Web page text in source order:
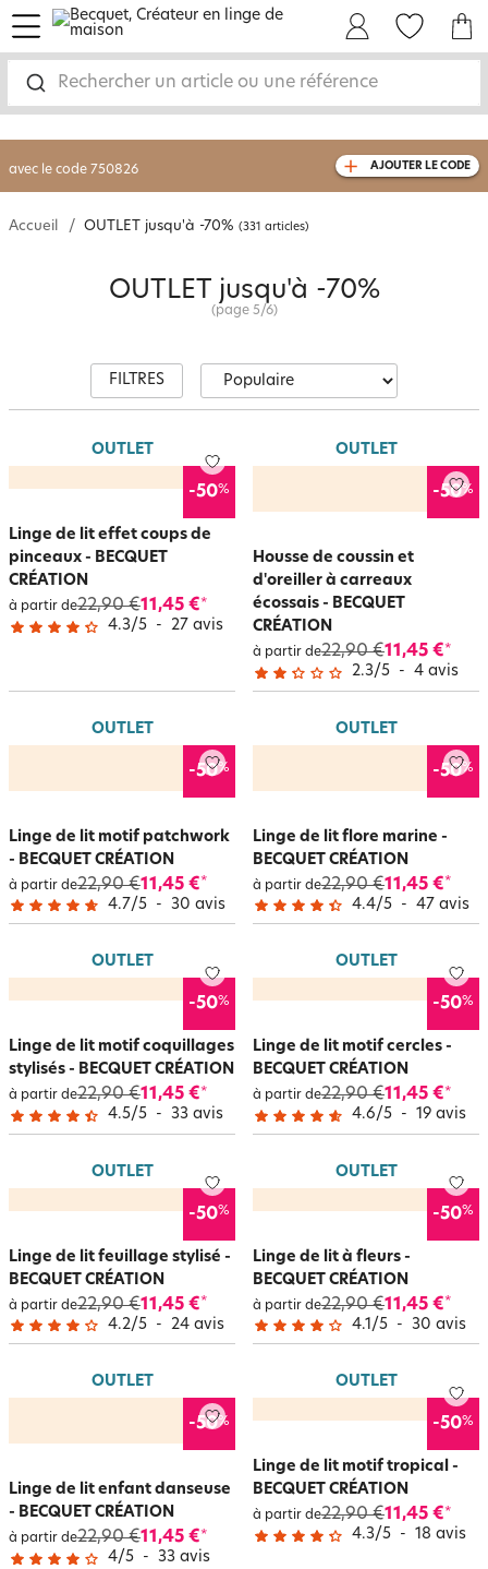
Rechercher un article ou une référence
menu
-30% sur votre commandedès 2 articles
livraison GRATUITEdès 110€ d'achat
avec le code 750826 AJOUTER LE CODE
Accueil OUTLET jusqu'à -70% (331 articles)
OUTLET jusqu'à -70%
(page 5/6)
FILTRES
OUTLET
-50%
Linge de lit effet coups de
pinceaux - BECQUET
CRÉATION
à partir de22,90 €11,45 €*
4.3/5 - 27 avis
OUTLET
-50%
Housse de coussin et
d'oreiller à carreaux
écossais - BECQUET
CRÉATION
à partir de22,90 €11,45 €*
2.3/5 - 4 avis
OUTLET
-50%
Linge de lit motif patchwork
- BECQUET CRÉATION
à partir de22,90 €11,45 €*
4.7/5 - 30 avis
OUTLET
-50%
Linge de lit flore marine -
BECQUET CRÉATION
à partir de22,90 €11,45 €*
4.4/5 - 47 avis
OUTLET
-50%
Linge de lit motif coquillages
stylisés - BECQUET CRÉATION
à partir de22,90 €11,45 €*
4.5/5 - 33 avis
OUTLET
-50%
Linge de lit motif cercles -
BECQUET CRÉATION
à partir de22,90 €11,45 €*
4.6/5 - 19 avis
OUTLET
-50%
Linge de lit feuillage stylisé -
BECQUET CRÉATION
à partir de22,90 €11,45 €*
4.2/5 - 24 avis
OUTLET
-50%
Linge de lit à fleurs -
BECQUET CRÉATION
à partir de22,90 €11,45 €*
4.1 /5 - 30 avis
OUTLET
-50%
Linge de lit enfant danseuse
- BECQUET CRÉATION
à partir de22,90 €11,45 €*
4/5 - 33 avis
OUTLET
-50%
Linge de lit motif tropical -
BECQUET CRÉATION
à partir de22,90 €11,45 €*
4.3/5 - 18 avis